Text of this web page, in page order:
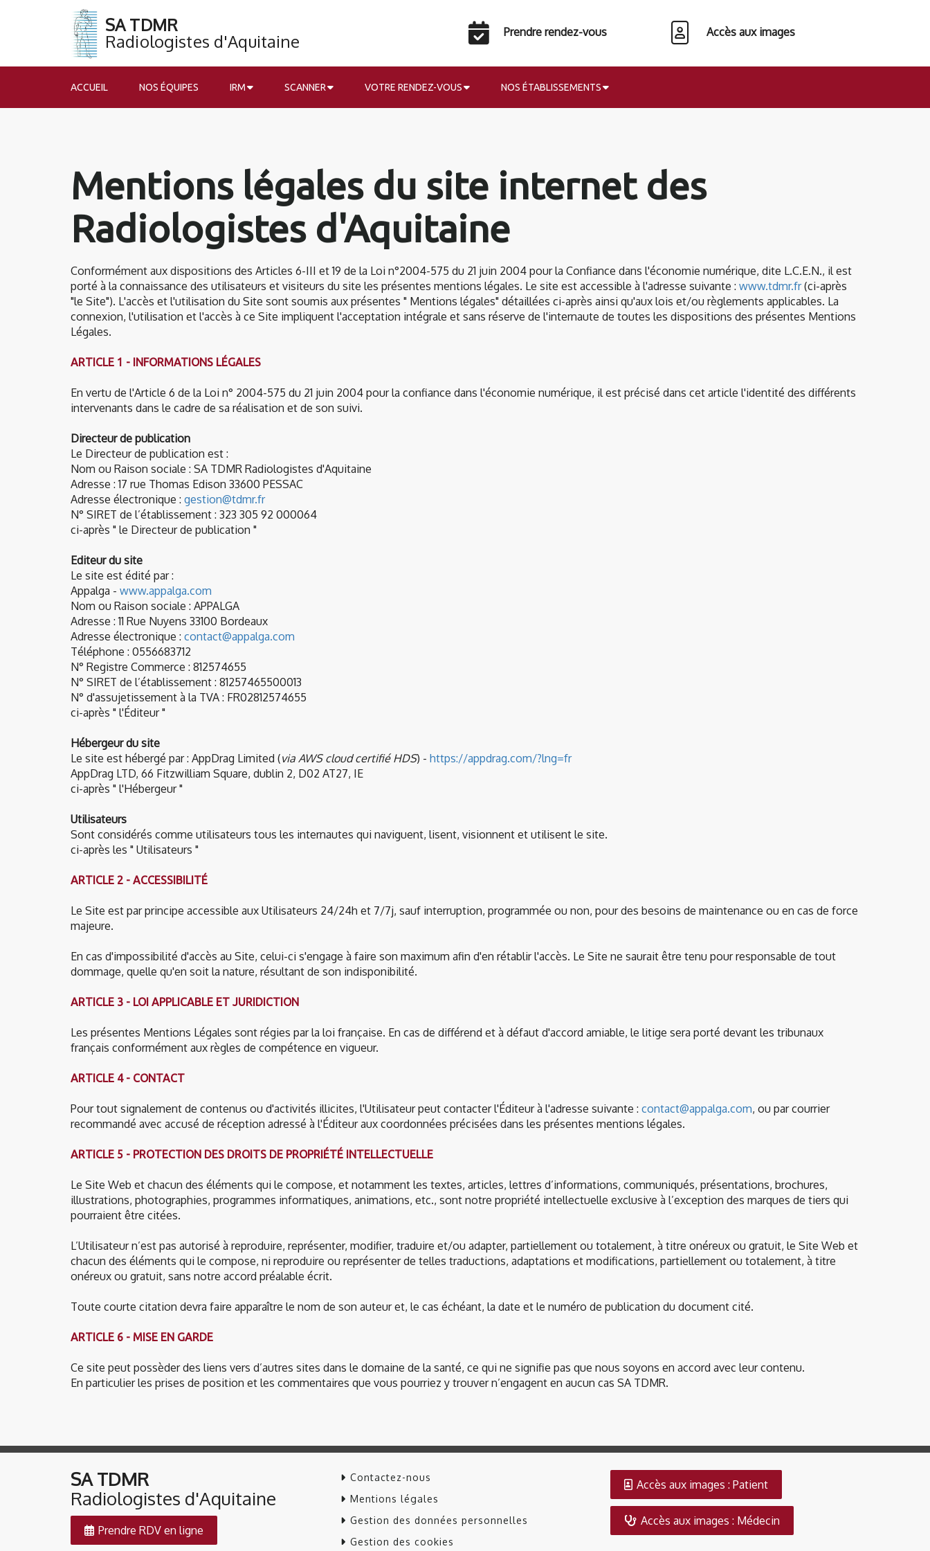
SA TDMR
​​​​​​​Radiologistes d'Aquitaine Prendre rendez-vous Accès aux images
ACCUEIL NOS ÉQUIPES IRM SCANNER VOTRE RENDEZ-VOUS NOS ÉTABLISSEMENTS
Mentions légales du site internet des
Radiologistes d'Aquitaine
Conformément aux dispositions des Articles 6-III et 19 de la Loi n°2004-575 du 21 juin 2004 pour la Confiance dans l'économie numérique, dite L.C.E.N., il est
porté à la connaissance des utilisateurs et visiteurs du site les présentes mentions légales. Le site est accessible à l'adresse suivante : www.tdmr.fr(ci-après
"le Site"). L'accès et l'utilisation du Site sont soumis aux présentes " Mentions légales" détaillées ci-après ainsi qu'aux lois et/ou règlements applicables. La
connexion, l'utilisation et l'accès à ce Site impliquent l'acceptation intégrale et sans réserve de l'internaute de toutes les dispositions des présentes Mentions
Légales.
ARTICLE 1 - INFORMATIONS LÉGALES
En vertu de l'Article 6 de la Loi n° 2004-575 du 21 juin 2004 pour la confiance dans l'économie numérique, il est précisé dans cet article l'identité des différents
intervenants dans le cadre de sa réalisation et de son suivi.
Directeur de publication
Le Directeur de publication est :
Nom ou Raison sociale : SA TDMR Radiologistes d'Aquitaine
Adresse : 17 rue Thomas Edison 33600 PESSAC
Adresse électronique : gestion@tdmr.fr
N° SIRET de l’établissement : 323 305 92 000064
ci-après " le Directeur de publication "
Editeur du site
Le site est édité par :
Appalga - www.appalga.com
Nom ou Raison sociale : APPALGA
Adresse : 11 Rue Nuyens 33100 Bordeaux
Adresse électronique : contact@appalga.com
Téléphone : 0556683712
N° Registre Commerce : 812574655
N° SIRET de l’établissement : 81257465500013
N° d'assujetissement à la TVA : FR02812574655
ci-après " l'Éditeur "
Hébergeur du site
Le site est hébergé par : AppDrag Limited (via AWS cloud certifié HDS) - https://appdrag.com/?lng=fr
AppDrag LTD, 66 Fitzwilliam Square, dublin 2, D02 AT27, IE
ci-après " l'Hébergeur "
Utilisateurs
Sont considérés comme utilisateurs tous les internautes qui naviguent, lisent, visionnent et utilisent le site.
ci-après les " Utilisateurs "
ARTICLE 2 - ACCESSIBILITÉ
Le Site est par principe accessible aux Utilisateurs 24/24h et 7/7j, sauf interruption, programmée ou non, pour des besoins de maintenance ou en cas de force
majeure.
En cas d'impossibilité d'accès au Site, celui-ci s'engage à faire son maximum afin d'en rétablir l'accès. Le Site ne saurait être tenu pour responsable de tout
dommage, quelle qu'en soit la nature, résultant de son indisponibilité.
ARTICLE 3 - LOI APPLICABLE ET JURIDICTION
Les présentes Mentions Légales sont régies par la loi française. En cas de différend et à défaut d'accord amiable, le litige sera porté devant les tribunaux
français conformément aux règles de compétence en vigueur.
ARTICLE 4 - CONTACT
Pour tout signalement de contenus ou d'activités illicites, l'Utilisateur peut contacter l'Éditeur à l'adresse suivante : contact@appalga.com, ou par courrier
recommandé avec accusé de réception adressé à l'Éditeur aux coordonnées précisées dans les présentes mentions légales.
ARTICLE 5 - PROTECTION DES DROITS DE PROPRIÉTÉ INTELLECTUELLE
Le Site Web et chacun des éléments qui le compose, et notamment les textes, articles, lettres d’informations, communiqués, présentations, brochures,
illustrations, photographies, programmes informatiques, animations, etc., sont notre propriété intellectuelle exclusive à l’exception des marques de tiers qui
pourraient être citées.
L’Utilisateur n’est pas autorisé à reproduire, représenter, modifier, traduire et/ou adapter, partiellement ou totalement, à titre onéreux ou gratuit, le Site Web et
chacun des éléments qui le compose, ni reproduire ou représenter de telles traductions, adaptations et modifications, partiellement ou totalement, à titre
onéreux ou gratuit, sans notre accord préalable écrit.
Toute courte citation devra faire apparaître le nom de son auteur et, le cas échéant, la date et le numéro de publication du document cité.
ARTICLE 6 - MISE EN GARDE
Ce site peut possèder des liens vers d’autres sites dans le domaine de la santé, ce qui ne signifie pas que nous soyons en accord avec leur contenu.
En particulier les prises de position et les commentaires que vous pourriez y trouver n’engagent en aucun cas SA TDMR.
SA TDMR
​​​​​​​Radiologistes d'Aquitaine
Prendre RDV en ligne
Contactez-nous
Mentions légales
Gestion des données personnelles
Gestion des cookies
Accès aux images : Patient
Accès aux images : Médecin